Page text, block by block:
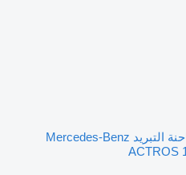
شاحنة التبريد Mercedes-Benz
ACTROS